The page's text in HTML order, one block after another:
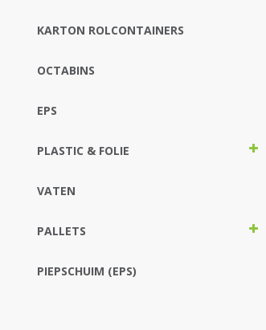
KARTON ROLCONTAINERS
OCTABINS
EPS
PLASTIC & FOLIE
VATEN
PALLETS
PIEPSCHUIM (EPS)